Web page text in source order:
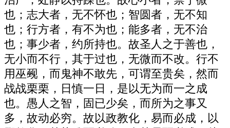
也；志大者，无不怀也；智圆者，无不知
也；行方者，有不为也；能多者，无不治
也；事少者，约所持也。故圣人之于善也，
无小而不行，其于过也，无微而不改。行不
用巫觋，而鬼神不敢先，可谓至贵矣，然而
战战栗栗，日慎一日，是以无为而一之成
也。愚人之智，固已少矣，而所为之事又
多，故动必穷。故以政教化，易而必成，以